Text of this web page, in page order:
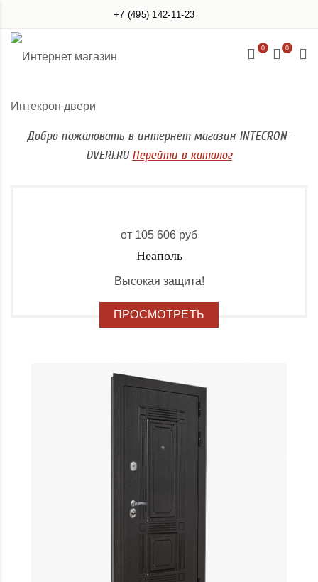
+7 (495) 142-11-23
0 0
Добро пожаловать в интернет магазин INTECRON-
DVERI.RUПерейти в каталог
от 105 606 руб
Неаполь
Высокая защита!
ПРОСМОТРЕТЬ